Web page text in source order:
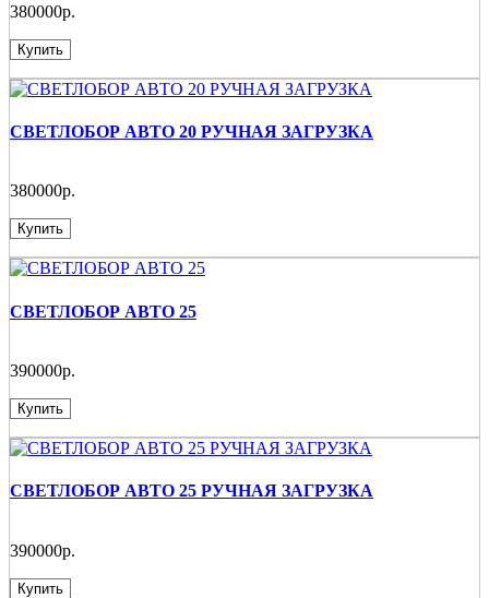
380000р.
Купить
СВЕТЛОБОР АВТО 20 РУЧНАЯ ЗАГРУЗКА
380000р.
Купить
СВЕТЛОБОР АВТО 25
390000р.
Купить
СВЕТЛОБОР АВТО 25 РУЧНАЯ ЗАГРУЗКА
390000р.
Купить